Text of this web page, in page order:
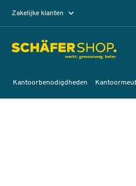
Zakelijke klanten
Kantoorbenodigdheden